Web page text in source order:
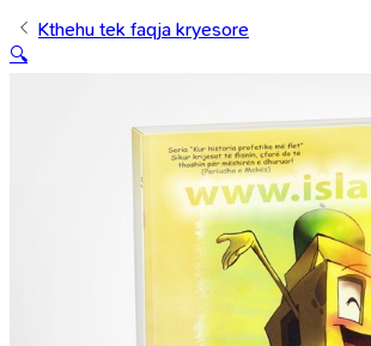
Kthehu tek faqja kryesore
🔍